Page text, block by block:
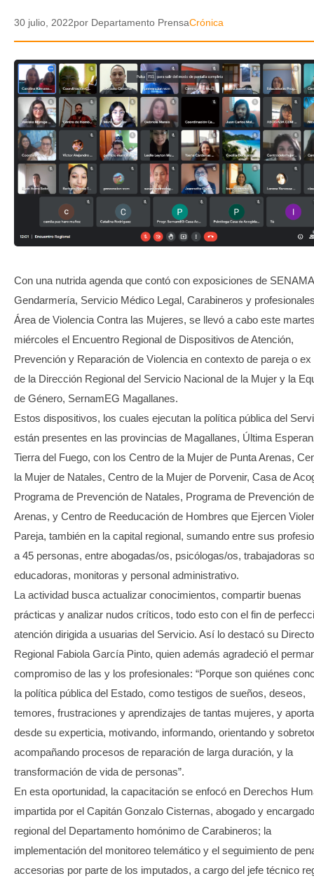
AUDIOS
VIDEOS
GALERIA DE FOTOS
APP MÓVIL
TRANSPARENCIA
30 julio, 2022por Departamento PrensaCrónica
Con una nutrida agenda que contó con exposiciones de
Gendarmería, Servicio Médico Legal, Carabineros y
Área de Violencia Contra las Mujeres, se llevó a cabo este
miércoles el Encuentro Regional de Dispositivos de Atención,
Prevención y Reparación de Violencia en contexto de pareja o ex
de la Dirección Regional del Servicio Nacional de la Mujer y la
de Género, SernamEG Magallanes.
Estos dispositivos, los cuales ejecutan la política pública del
están presentes en las provincias de Magallanes, Última
Tierra del Fuego, con los Centro de la Mujer de Punta Arenas,
la Mujer de Natales, Centro de la Mujer de Porvenir, Casa de
Programa de Prevención de Natales, Programa de Prevención
Arenas, y Centro de Reeducación de Hombres que Ejercen
Pareja, también en la capital regional, sumando entre sus
a 45 personas, entre abogadas/os, psicólogas/os, trabajadoras
educadoras, monitoras y personal administrativo.
La actividad busca actualizar conocimientos, compartir buenas
prácticas y analizar nudos críticos, todo esto con el fin de
atención dirigida a usuarias del Servicio. Así lo destacó su
Regional Fabiola García Pinto, quien además agradeció el
compromiso de las y los profesionales: “Porque son quiénes
la política pública del Estado, como testigos de sueños, deseos,
temores, frustraciones y aprendizajes de tantas mujeres, y
desde su experticia, motivando, informando, orientando y
acompañando procesos de reparación de larga duración, y la
transformación de vida de personas”.
En esta oportunidad, la capacitación se enfocó en Derechos
impartida por el Capitán Gonzalo Cisternas, abogado y encargado
regional del Departamento homónimo de Carabineros; la
implementación del monitoreo telemático y el seguimiento de
accesorias por parte de los imputados, a cargo del jefe técnico